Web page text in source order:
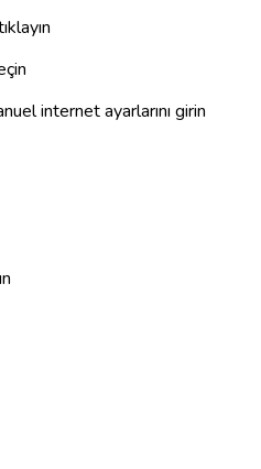
internet ayarlarını girin